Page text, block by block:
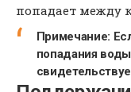
попадает между
Примечание:
попадания